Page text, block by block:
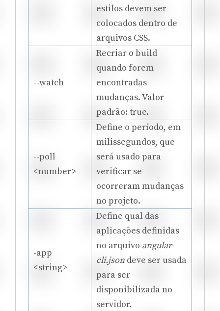
estilos devem ser
colocados dentro de
arquivos CSS.
--watch
Recriar o build
quando forem
encontradas
mudanças. Valor
padrão: true.
--poll
<number>
Define o período, em
milissegundos, que
será usado para
verificar se
ocorreram mudanças
no projeto.
-app
<string>
Define qual das
aplicações definidas
no arquivo angular-
cli.json deve ser usada
para ser
disponibilizada no
servidor.